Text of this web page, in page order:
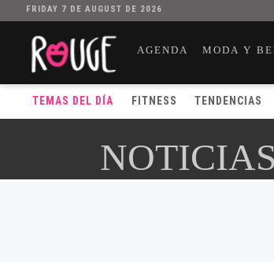
FRIDAY 7 DE AUGUST DE 2026
AGENDA MODA Y
TEMAS DEL DÍA FITNESS TENDENCIAS